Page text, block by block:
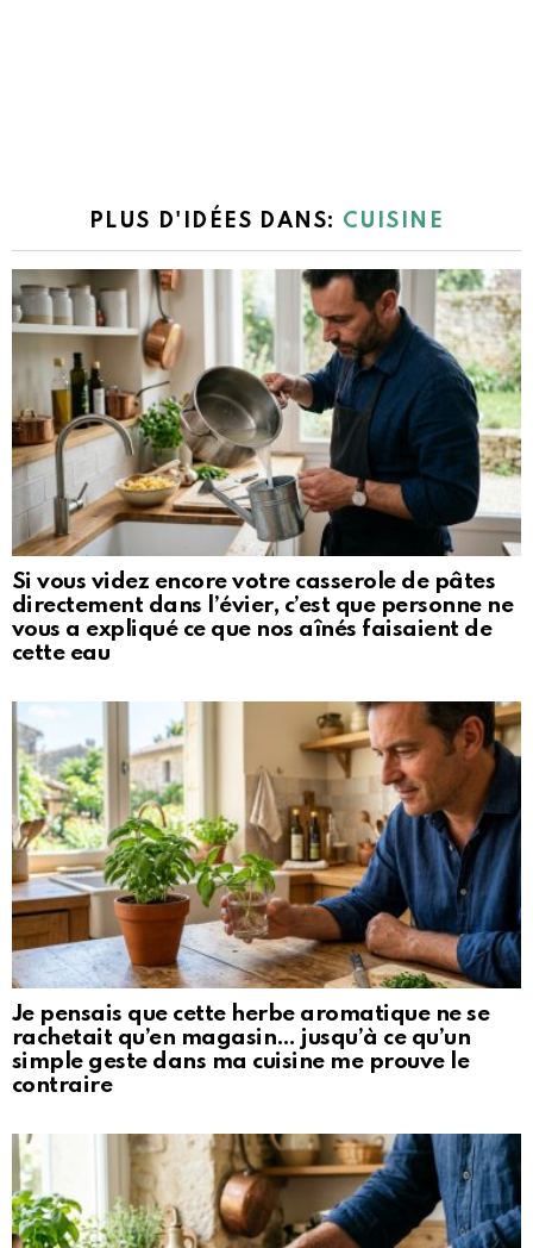
PLUS D'IDÉES DANS: CUISINE
Si vous videz encore votre casserole de pâtes
directement dans l’évier, c’est que personne ne
vous a expliqué ce que nos aînés faisaient de
cette eau
Je pensais que cette herbe aromatique ne se
rachetait qu’en magasin… jusqu’à ce qu’un
simple geste dans ma cuisine me prouve le
contraire